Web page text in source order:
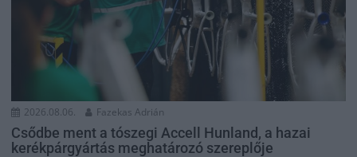
2026.08.06. Fazekas Adrián
Csődbe ment a tószegi Accell Hunland, a hazai
kerékpárgyártás meghatározó szereplője